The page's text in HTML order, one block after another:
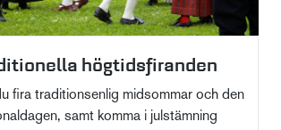
högtidsfiranden
fira traditionsenlig midsommar och den
samt komma i julstämning